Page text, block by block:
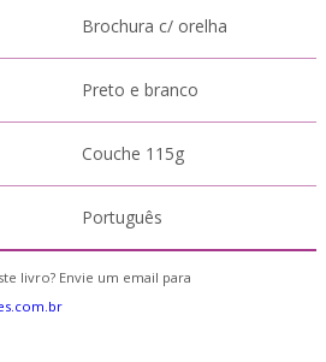
Brochura c/ orelha
Preto e branco
Couche 115g
Português
livro? Envie um email para